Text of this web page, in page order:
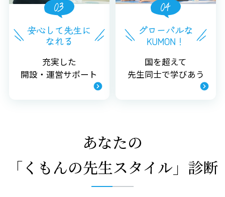
充実した
開設・運営サポート
国を超えて
先生同士で学びあう
あなたの
「くもんの先生スタイル」診断